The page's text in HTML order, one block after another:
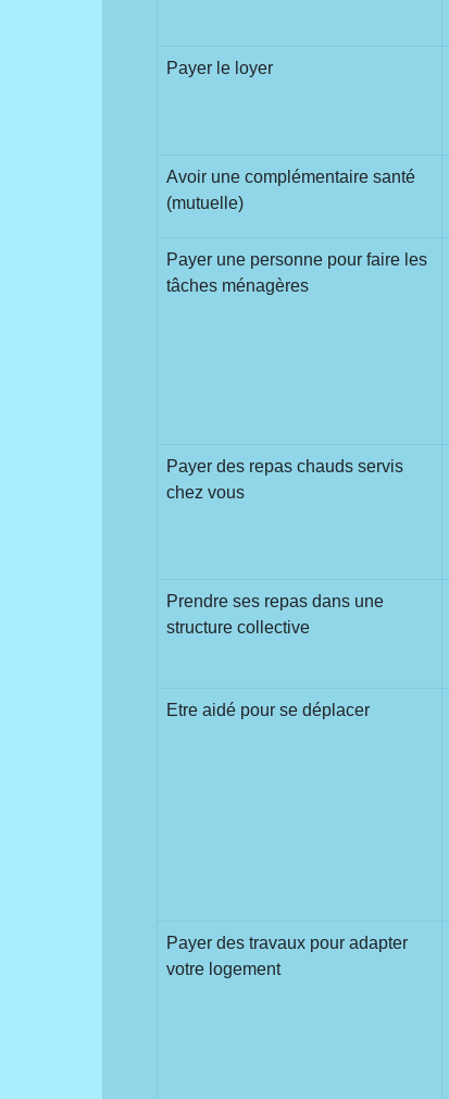
Payer le loyer
Avoir une complémentaire santé
(mutuelle)
Payer une personne pour faire les
tâches ménagères
Payer des repas chauds servis
chez vous
Prendre ses repas dans une
structure collective
Etre aidé pour se déplacer
Payer des travaux pour adapter
votre logement